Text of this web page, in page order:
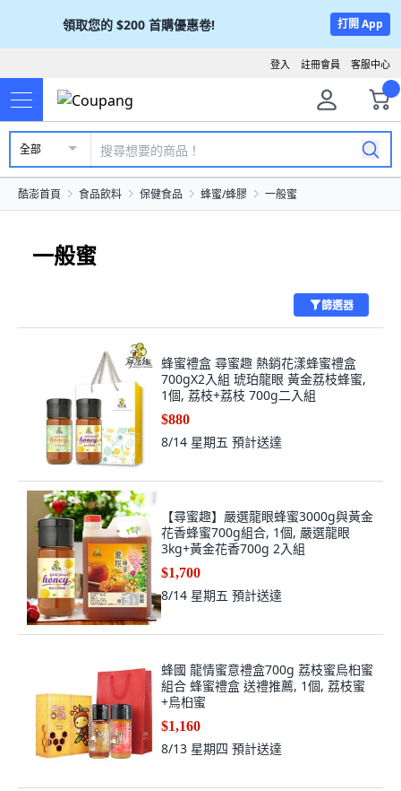
領取您的 $200 首購優惠卷! 打開 App
客服中心
註冊會員
登入
全部
酷澎首頁 食品飲料 保健食品 蜂蜜/蜂膠 一般蜜
一般蜜
篩選器
蜂蜜禮盒 尋蜜趣 熱銷花漾蜂蜜禮盒
700gX2入組 琥珀龍眼 黃金荔枝蜂蜜,
1個, 荔枝+荔枝 700g二入組
$880
8/14 星期五 預計送達
【尋蜜趣】嚴選龍眼蜂蜜3000g與黃金
花香蜂蜜700g組合, 1個, 嚴選龍眼
3kg+黃金花香700g 2入組
$1,700
8/14 星期五 預計送達
蜂國 龍情蜜意禮盒700g 荔枝蜜烏桕蜜
組合 蜂蜜禮盒 送禮推薦, 1個, 荔枝蜜
+烏桕蜜
$1,160
8/13 星期四 預計送達